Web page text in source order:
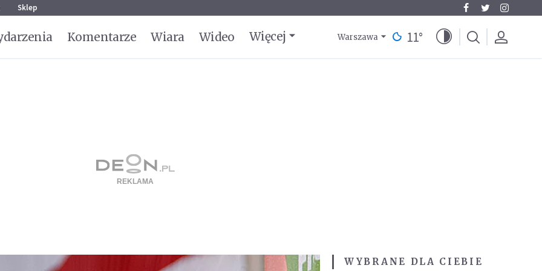
Sklep
Komentarze Wiara Wideo Więcej Warszawa 11°
WYBRANE DLA CIEBIE